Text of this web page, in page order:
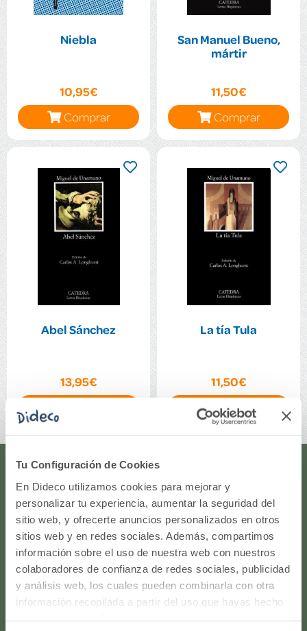
Tu Configuración de Cookies
En Dideco utilizamos cookies para mejorar y
personalizar tu experiencia, aumentar la seguridad del
sitio web, y ofrecerte anuncios personalizados en otros
sitios web y en redes sociales. Además, compartimos
información sobre el uso de nuestra web con nuestros
colaboradores de confianza de redes sociales, publicidad
y análisis web, los cuales pueden combinarla con otra
información recopilada a partir del uso que hayas hecho
Niebla
10,95€
Comprar
San Manuel Bueno,
mártir
11,50€
Comprar
Abel Sánchez
13,95€
La tía Tula
11,50€
Comprar
¿Te ayudamos?
¿Necesitas que te ayudemos a acceder a tu cuenta? ¿Te
gustaría proponernos alguna idea o algún nuevo
producto? ¿Has realizado un pedido y quieres saber si
todo va viento en popa? Ponte en contacto con
nosotros.
WhatsApp